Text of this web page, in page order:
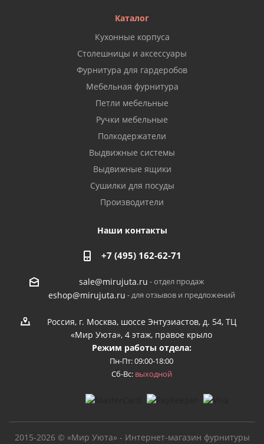
Каталог
Кухонные корпуса
Столешницы и аксессуары
Фурнитура для гардеробов
Мебельная фурнитура
Петли мебельные
Ручки мебельные
Полкодержатели
Выдвижные системы
Выдвижные ящики
Сушилки для посуды
Производители
Наши контакты
+7 (495) 162-62-71
sale@mirujuta.ru - отдел продаж
eshop@mirujuta.ru - для отзывов и предложений
Россия, г. Москва, шоссе Энтузиастов, д. 54, ТЦ
«Мир Уюта», 4 этаж, правое крыло
Режим работы отдела:
Пн-Пт: 09:00-18:00
Сб-Вс: выходной
2015-2026 © «Мир Уюта» - Интернет-магазин фурнитуры